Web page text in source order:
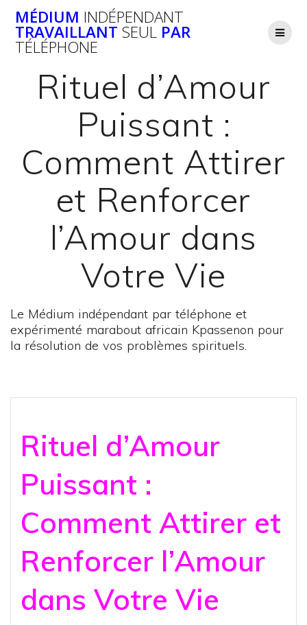
au
contenu
MÉDIUM INDÉPENDANT
TRAVAILLANT SEUL PAR
TÉLÉPHONE
Rituel d’Amour
Puissant :
Comment Attirer
et Renforcer
l’Amour dans
Votre Vie
Le Médium indépendant par téléphone et
expérimenté marabout africain Kpassenon pour
la résolution de vos problèmes spirituels.
Rituel d’Amour
Puissant :
Comment Attirer et
Renforcer l’Amour
dans Votre Vie